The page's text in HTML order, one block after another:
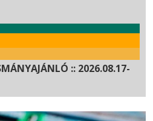
:: 2026.08.17-